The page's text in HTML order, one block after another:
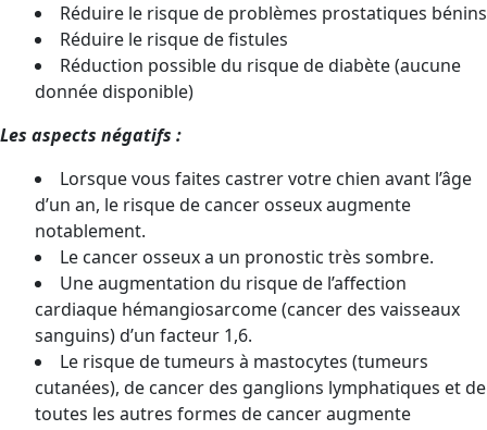
Réduire le risque de problèmes prostatiques bénins
Réduire le risque de fistules
Réduction possible du risque de diabète (aucune
donnée disponible)
Les aspects négatifs :
Lorsque vous faites castrer votre chien avant l’âge
d’un an, le risque de cancer osseux augmente
notablement.
Le cancer osseux a un pronostic très sombre.
Une augmentation du risque de l’affection
cardiaque hémangiosarcome (cancer des vaisseaux
sanguins) d’un facteur 1,6.
Le risque de tumeurs à mastocytes (tumeurs
cutanées), de cancer des ganglions lymphatiques et de
toutes les autres formes de cancer augmente